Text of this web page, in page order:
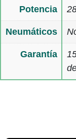
Potencia
Neumáticos
Garantía